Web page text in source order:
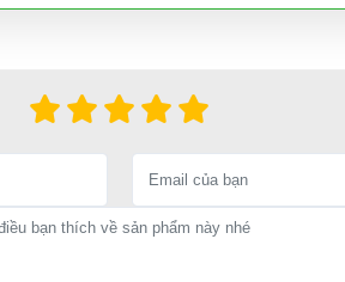
cho xe điện. Giá thành cạnh tranh, tay
hỗ trợ, quý khách vui lòng liên hệ: